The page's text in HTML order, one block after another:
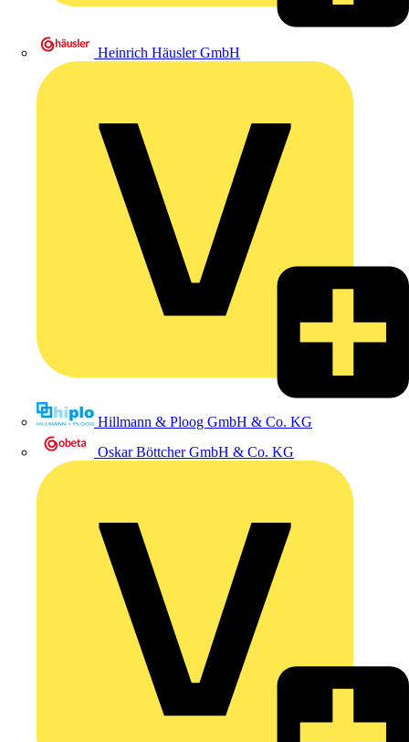
Heinrich Häusler GmbH
Hillmann & Ploog GmbH & Co. KG
Oskar Böttcher GmbH & Co. KG